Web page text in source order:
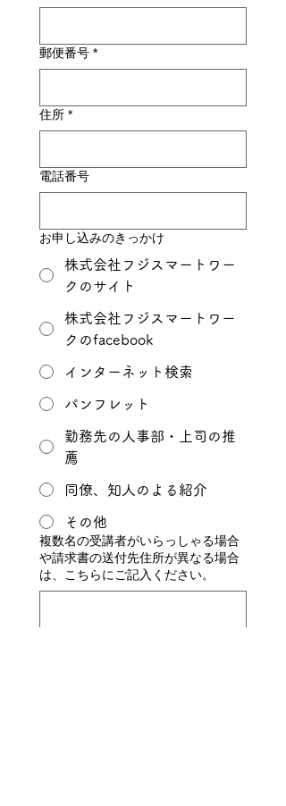
郵便番号 *
住所 *
電話番号
お申し込みのきっかけ
株式会社フジスマートワー
クのサイト
株式会社フジスマートワー
クのfacebook
インターネット検索
パンフレット
勤務先の人事部・上司の推
薦
同僚、知人のよる紹介
その他
複数名の受講者がいらっしゃる場合
や請求書の送付先住所が異なる場合
は、こちらにご記入ください。